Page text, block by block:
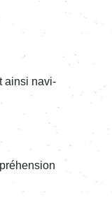
ainsi navi­